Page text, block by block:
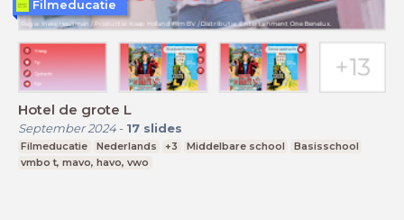
Hotel de grote L
September 2024- 17 slides
Filmeducatie Nederlands +3 Middelbare school
Basisschool
vmbo t, mavo, havo, vwo
Filmeducatie